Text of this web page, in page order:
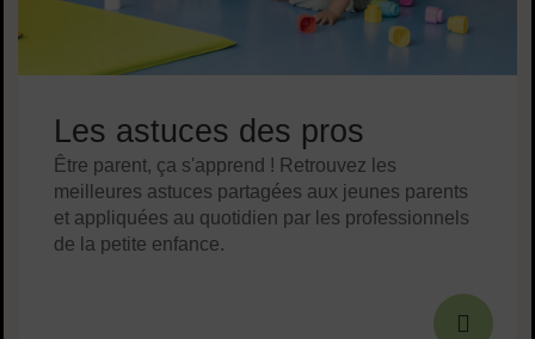
Les astuces des pros
Être parent, ça s'apprend ! Retrouvez les
meilleures astuces partagées aux jeunes parents
et appliquées au quotidien par les professionnels
de la petite enfance.